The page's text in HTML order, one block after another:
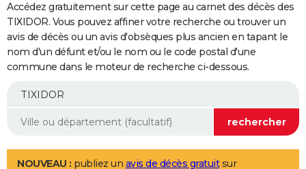
Programme TV
TNT
Streaming
Cinéma
Sorties cinéma
Musique
+
FINANCE
Retraite
Epargne
Immobilier
Risques naturels par ville
Banque
Assurance
AUTO
Essais
Réserver un essai
Citadines
Berlines
SUV
Forum auto
+
Mobiles
Meilleur smartphone
Internet
Ordinateurs
Jeux vidéo
Guide high-tech
Aménagement intérieur
LIFESTYLE
Accédez gratuitement sur cette page au carnet des décès des
TIXIDOR. Vous pouvez affiner votre recherche ou trouver un
avis de décès ou un avis d'obsèques plus ancien en tapant le
nom d'un défunt et/ou le nom ou le code postal d'une
commune dans le moteur de recherche ci-dessous.
NOUVEAU : publiez un avis de décès gratuitsur